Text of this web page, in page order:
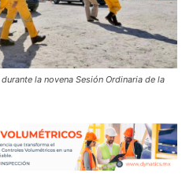
la novena Sesión Ordinaria de la